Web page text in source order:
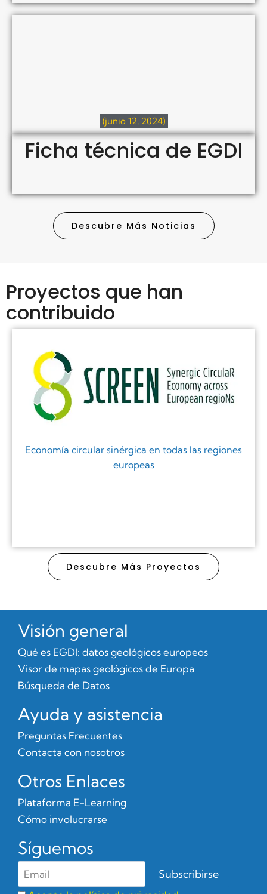
(junio 12, 2024)
Ficha técnica de EGDI
Descubre Más Noticias
Proyectos que han
contribuido
Economía circular sinérgica en todas las regiones
europeas
Descubre Más Proyectos
Visión general
Qué es EGDI: datos geológicos europeos
Visor de mapas geológicos de Europa
Búsqueda de Datos
Ayuda y asistencia
Preguntas Frecuentes
Contacta con nosotros
Otros Enlaces
Plataforma E-Learning
Cómo involucrarse
Síguemos